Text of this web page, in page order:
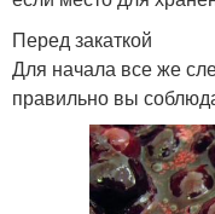
Перед закаткой
Для начала все же
правильно вы